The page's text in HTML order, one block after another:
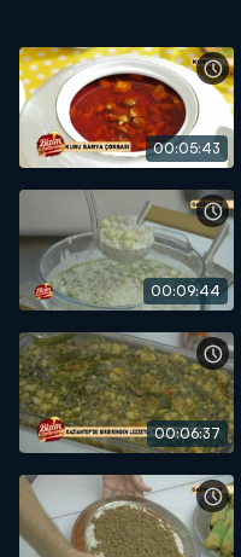
00:05:43
00:09:44
00:06:37